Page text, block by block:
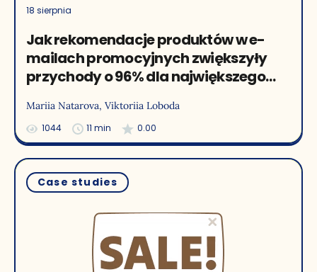
18 sierpnia
Jak rekomendacje produktów w e-
mailach promocyjnych zwiększyły
przychody o 96% dla największego
produktów outdoor
Mariia Natarova, Viktoriia Loboda
1044 11 min 0.00
Case studies